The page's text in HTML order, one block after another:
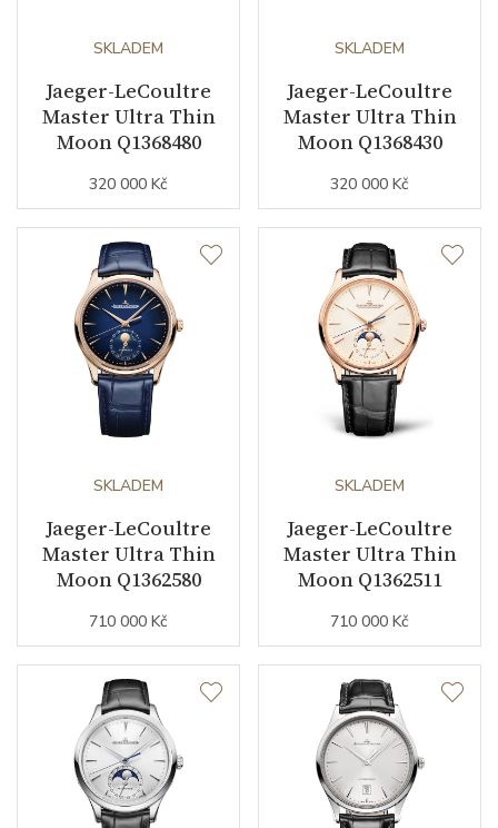
Kameny strojku
Kyvy strojku 28800
Datumovka
Ukazatel dne v týdnu
Sekundová ručka
Kalendář věčný kalendář
Astronomická komplikace měsíční fáze
Barva číselníku béžová
Indexy číselníku
Řemínek / Spona
Materiál řemínku kůže z aligátora
Barva řemínku
SKLADEM
Jaeger-LeCoultre
Master Ultra Thin
Moon Q1368480
320 000 Kč
SKLADEM
Jaeger-LeCoultre
Master Ultra Thin
Moon Q1368430
320 000 Kč
SKLADEM
Jaeger-LeCoultre
Master Ultra Thin
Moon Q1362580
710 000 Kč
SKLADEM
Jaeger-LeCoultre
Master Ultra Thin
Moon Q1362511
710 000 Kč